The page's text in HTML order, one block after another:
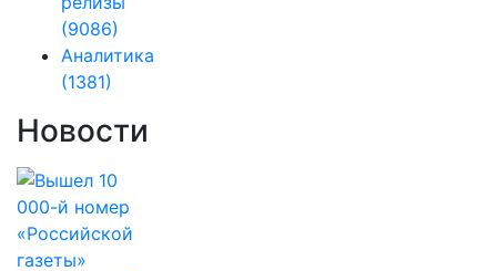
(9086)
Аналитика
(1381)
Новости